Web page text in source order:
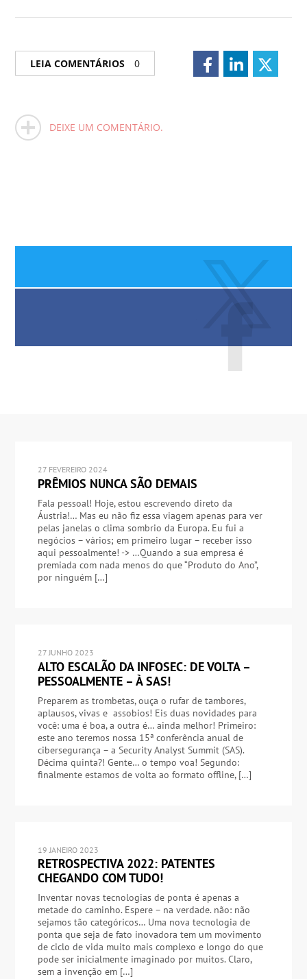
LEIA COMENTÁRIOS 0
DEIXE UM COMENTÁRIO.
27 FEVEREIRO 2024
PRÊMIOS NUNCA SÃO DEMAIS
Fala pessoal! Hoje, estou escrevendo direto da
Áustria!… Mas eu não fiz essa viagem apenas para ver
pelas janelas o clima sombrio da Europa. Eu fui a
negócios – vários; em primeiro lugar – receber isso
aqui pessoalmente! -> …Quando a sua empresa é
premiada com nada menos do que “Produto do Ano”,
por ninguém […]
27 JUNHO 2023
ALTO ESCALÃO DA INFOSEC: DE VOLTA –
PESSOALMENTE – À SAS!
Preparem as trombetas, ouça o rufar de tambores,
aplausos, vivas e assobios! Eis duas novidades para
você: uma é boa, a outra é… ainda melhor! Primeiro:
este ano teremos nossa 15ª conferência anual de
cibersegurança – a Security Analyst Summit (SAS).
Décima quinta?! Gente… o tempo voa! Segundo:
finalmente estamos de volta ao formato offline, […]
19 JANEIRO 2023
RETROSPECTIVA 2022: PATENTES
CHEGANDO COM TUDO!
Inventar novas tecnologias de ponta é apenas a
metade do caminho. Espere – na verdade. não: não
sejamos tão categóricos… Uma nova tecnologia de
ponta que seja de fato inovadora tem um movimento
de ciclo de vida muito mais complexo e longo do que
pode ser inicialmente imaginado por muitos. Claro,
sem a invenção em […]